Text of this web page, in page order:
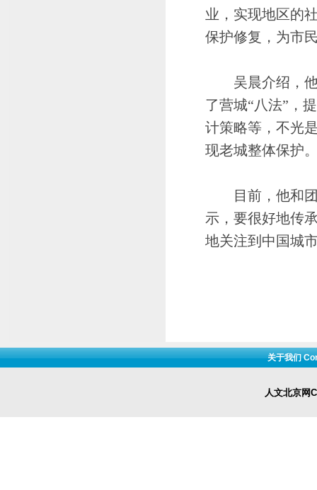
业，实现地区的
保护修复，为市
吴晨介绍，他
了营城“八法”，
计策略等，不光
现老城整体保护
目前，他和团
示，要很好地传
地关注到中国城
人文北京网
关于我们